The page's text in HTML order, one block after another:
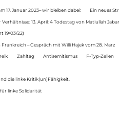
17.Januar 2023– wir bleiben dabei: Ein neues
Verhältnisse: 13. April: 4 Todestag von Matiul­lah
19/03/22)
– Gespräch mit Willi Hajek vom 28. März
Zahltag Antisemitismus F-Typ-Zellen
die linke Kritik(un)Fähigkeit,
linke Solidarität